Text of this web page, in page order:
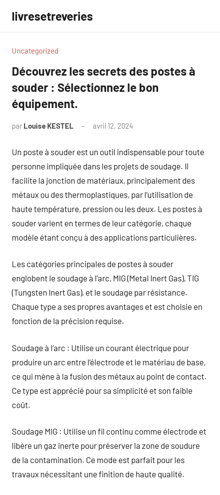
contenu
livresetreveries
Uncategorized
Découvrez les secrets des postes à
souder : Sélectionnez le bon
équipement.
par Louise KESTEL avril 12, 2024
Un poste à souder est un outil indispensable pour toute
personne impliquée dans les projets de soudage. Il
facilite la jonction de matériaux, principalement des
métaux ou des thermoplastiques, par l’utilisation de
haute température, pression ou les deux. Les postes à
souder varient en termes de leur catégorie, chaque
modèle étant conçu à des applications particulières.
Les catégories principales de postes à souder
englobent le soudage à l’arc, MIG (Metal Inert Gas), TIG
(Tungsten Inert Gas), et le soudage par résistance.
Chaque type a ses propres avantages et est choisie en
fonction de la précision requise.
Soudage à l’arc : Utilise un courant électrique pour
produire un arc entre l’électrode et le matériau de base,
ce qui mène à la fusion des métaux au point de contact.
Ce type est apprécié pour sa simplicité et son faible
coût.
Soudage MIG : Utilise un fil continu comme électrode et
libère un gaz inerte pour préserver la zone de soudure
de la contamination. Ce mode est parfait pour les
travaux nécessitant une finition de haute qualité.